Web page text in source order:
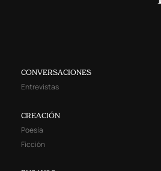
CONVERSACIONES
Entrevistas
CREACIÓN
Poesía
Ficción